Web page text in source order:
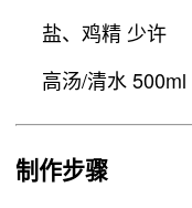
盐、鸡精 少许
高汤/清水 500ml
制作步骤